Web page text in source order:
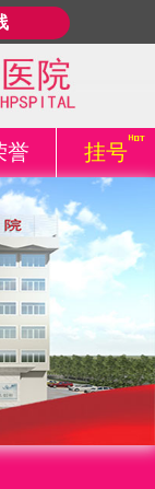
誉 挂号